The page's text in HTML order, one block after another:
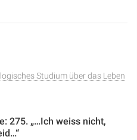
Studium über das Leben
275. „…Ich weiss nicht,